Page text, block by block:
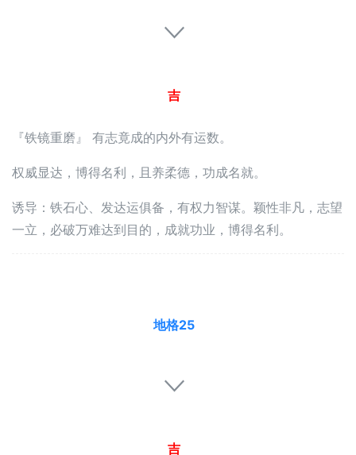
吉
『铁镜重磨』 有志竟成的内外有运数。
权威显达，博得名利，且养柔德，功成名就。
诱导：铁石心、发达运俱备，有权力智谋。颖性非凡，志望
一立，必破万难达到目的，成就功业，博得名利。
地格25
吉